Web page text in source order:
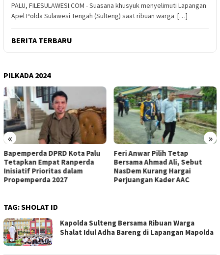
PALU, FILESULAWESI.COM - Suasana khusyuk menyelimuti Lapangan
Apel Polda Sulawesi Tengah (Sulteng) saat ribuan warga […]
BERITA TERBARU
PILKADA 2024
« »
Bapemperda DPRD Kota Palu
Tetapkan Empat Ranperda
Inisiatif Prioritas dalam
Propemperda 2027
Feri Anwar Pilih Tetap
Bersama Ahmad Ali, Sebut
NasDem Kurang Hargai
Perjuangan Kader AAC
TAG:SHOLAT ID
Kapolda Sulteng Bersama Ribuan Warga
Shalat Idul Adha Bareng di Lapangan Mapolda